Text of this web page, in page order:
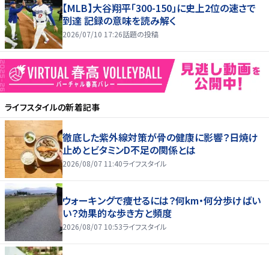
【MLB】大谷翔平「300-150」に史上2位の速さで
到達 記録の意味を読み解く
2026/07/10 17:26話題の投稿
ライフスタイルの新着記事
徹底した紫外線対策が骨の健康に影響？日焼け
止めとビタミンD不足の関係とは
2026/08/07 11:40ライフスタイル
ウォーキングで痩せるには？何km・何分歩けばい
い？効果的な歩き方と頻度
2026/08/07 10:53ライフスタイル